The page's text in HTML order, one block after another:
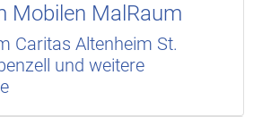
Mobilen MalRaum
Caritas Altenheim St.
und weitere